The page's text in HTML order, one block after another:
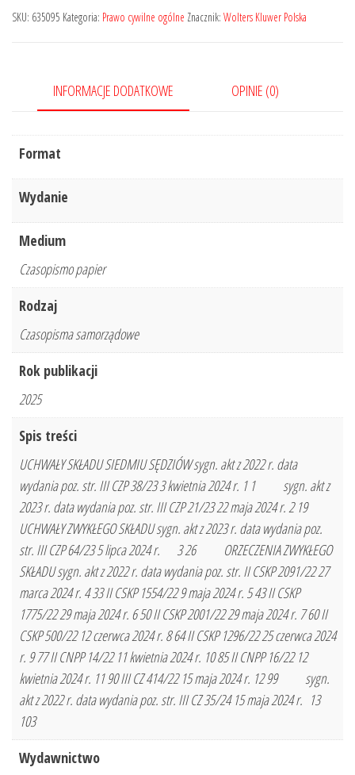
109,00 zł.81,75 zł.
SKU: 635095 Kategoria: Prawo cywilne ogólne Znacznik: Wolters Kluwer Polska
INFORMACJE DODATKOWE OPINIE (0)
Format
Wydanie
Medium
Czasopismo papier
Rodzaj
Czasopisma samorządowe
Rok publikacji
2025
Spis treści
UCHWAŁY SKŁADU SIEDMIU SĘDZIÓW sygn. akt z 2022 r. data
wydania poz. str. III CZP 38/23 3 kwietnia 2024 r. 1 1 sygn. akt z
2023 r. data wydania poz. str. III CZP 21/23 22 maja 2024 r. 2 19
UCHWAŁY ZWYKŁEGO SKŁADU sygn. akt z 2023 r. data wydania poz.
str. III CZP 64/23 5 lipca 2024 r. 3 26 ORZECZENIA ZWYKŁEGO
SKŁADU sygn. akt z 2022 r. data wydania poz. str. II CSKP 2091/22 27
marca 2024 r. 4 33 II CSKP 1554/22 9 maja 2024 r. 5 43 II CSKP
1775/22 29 maja 2024 r. 6 50 II CSKP 2001/22 29 maja 2024 r. 7 60 II
CSKP 500/22 12 czerwca 2024 r. 8 64 II CSKP 1296/22 25 czerwca 2024
r. 9 77 II CNPP 14/22 11 kwietnia 2024 r. 10 85 II CNPP 16/22 12
kwietnia 2024 r. 11 90 III CZ 414/22 15 maja 2024 r. 12 99 sygn.
akt z 2022 r. data wydania poz. str. III CZ 35/24 15 maja 2024 r. 13
103
Wydawnictwo